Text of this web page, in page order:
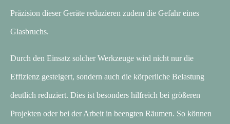
Präzision dieser Geräte reduzieren zudem die Gefahr eines
Glasbruchs.
Durch den Einsatz solcher Werkzeuge wird nicht nur die
Effizienz gesteigert, sondern auch die körperliche Belastung
deutlich reduziert. Dies ist besonders hilfreich bei größeren
Projekten oder bei der Arbeit in beengten Räumen. So können